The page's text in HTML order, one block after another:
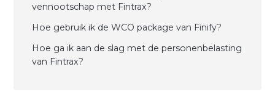
vennootschap met Fintrax?
Hoe gebruik ik de WCO package van Finify?
Hoe ga ik aan de slag met de personenbelasting
van Fintrax?